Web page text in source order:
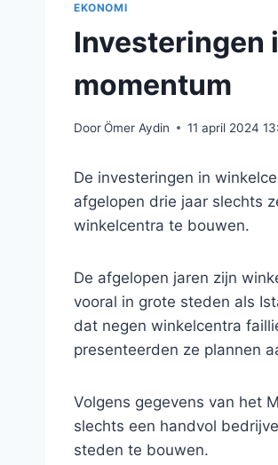
EKONOMI
Investeringen
momentum
DoorÖmer Aydin 11 april 2024
De investeringen in
afgelopen drie jaar slechts
winkelcentra te bouwen.
De afgelopen jaren zijn
vooral in grote steden als
dat negen winkelcentra
presenteerden ze plannen
Volgens gegevens van het
slechts een handvol
steden te bouwen.